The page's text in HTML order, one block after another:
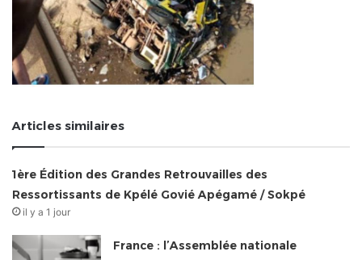
Articles similaires
1ère Édition des Grandes Retrouvailles des
Ressortissants de Kpélé Govié Apégamé / Sokpé
il y a 1 jour
France : l’Assemblée nationale